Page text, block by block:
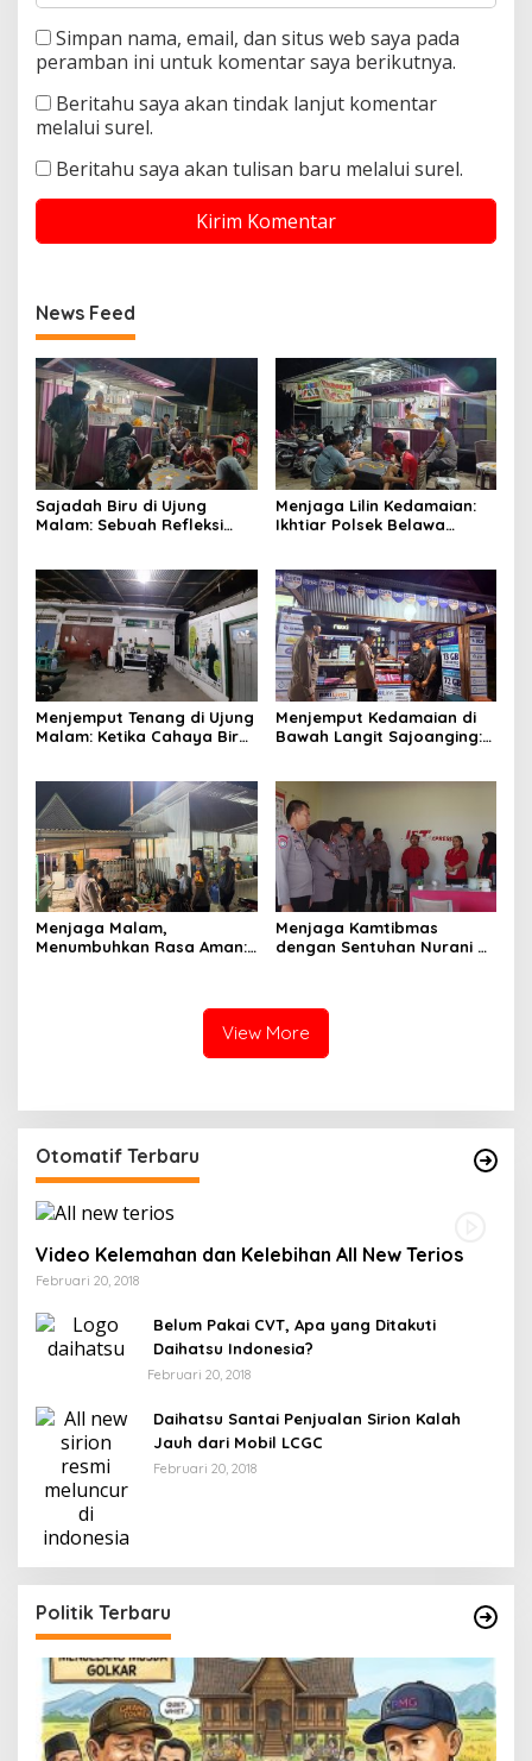
Simpan nama, email, dan situs web saya pada
peramban ini untuk komentar saya berikutnya.
Beritahu saya akan tindak lanjut komentar
melalui surel.
Beritahu saya akan tulisan baru melalui surel.
News Feed
Sajadah Biru di Ujung
Malam: Sebuah Refleksi
Menjaga Lilin Kedamaian:
Ikhtiar Polsek Belawa
Menjemput Tenang di Ujung
Malam: Ketika Cahaya Biru
Sabbangparu
Menjemput Kedamaian di
Bawah Langit Sajoanging:
Menjaga
Menjaga Malam,
Menumbuhkan Rasa Aman:
Menjaga Kamtibmas
dengan Sentuhan Nurani di
View More
Otomatif Terbaru
Video Kelemahan dan Kelebihan All New Terios
Februari 20, 2018
Belum Pakai CVT, Apa yang Ditakuti
Daihatsu Indonesia?
Februari 20, 2018
Daihatsu Santai Penjualan Sirion Kalah
Jauh dari Mobil LCGC
Februari 20, 2018
Politik Terbaru